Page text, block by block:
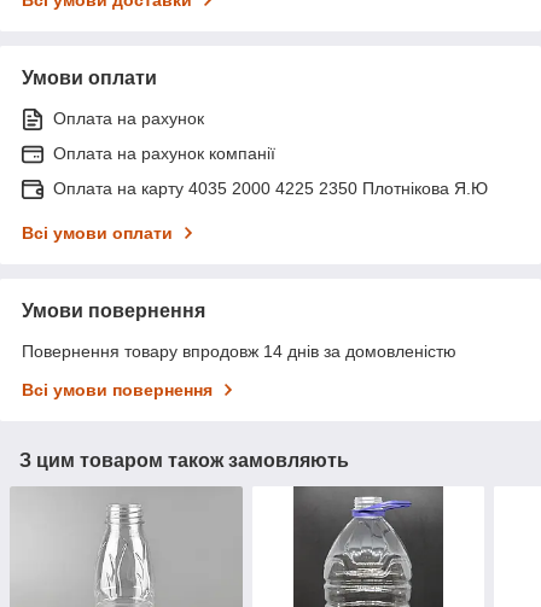
Умови оплати
Оплата на рахунок
Оплата на рахунок компанії
Оплата на карту 4035 2000 4225 2350 Плотнікова Я.Ю
Всі умови оплати
Умови повернення
Повернення товару впродовж 14 днів за домовленістю
Всі умови повернення
З цим товаром також замовляють